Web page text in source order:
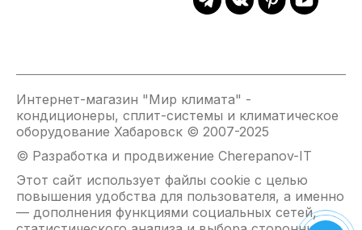
Интернет-магазин "Мир климата" -
кондиционеры, сплит-системы и климатическое
оборудование Хабаровск © 2007-2025
© Разработка и продвижение Cherepanov-IT
Этот сайт использует файлы cookie с целью
повышения удобства для пользователя, а именно
— дополнения функциями социальных сетей,